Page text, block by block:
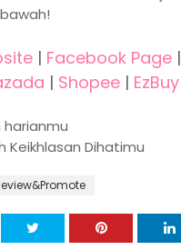
| Facebook Page |
| Shopee| EzBuy
harianmu
Keikhlasan Dihatimu